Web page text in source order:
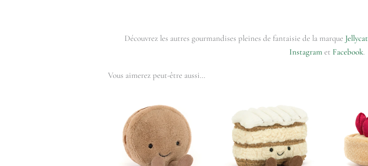
Découvrez les autres gourmandises pleines de fantaisie de la marque Jellycat
Instagramet Facebook.
Vous aimerez peut-être aussi…